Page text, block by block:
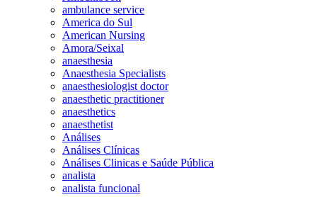
ambulance service
America do Sul
American Nursing
Amora/Seixal
anaesthesia
Anaesthesia Specialists
anaesthesiologist doctor
anaesthetic practitioner
anaesthetics
anaesthetist
Análises
Análises Clínicas
Análises Clinicas e Saúde Pública
analista
analista funcional